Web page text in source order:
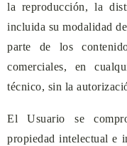
la reproducción, la
incluida su modalidad
parte de los
comerciales, en
técnico, sin la
El Usuario se
propiedad intelectual e